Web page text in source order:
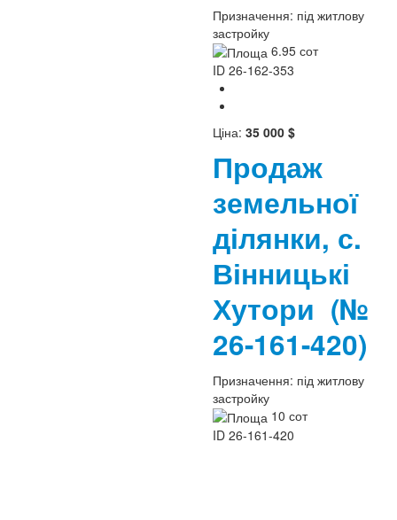
Призначення: під житлову
застройку
6.95 сот
ID 26-162-353
Ціна: 35 000 $
Продаж
земельної
ділянки, с.
Вінницькі
Хутори (№
26-161-420)
Призначення: під житлову
застройку
10 сот
ID 26-161-420